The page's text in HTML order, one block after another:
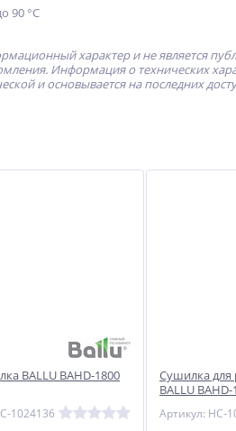
90 °С
характер и не является
Информация о технических
и основывается на последних
BALLU BAHD-1800
1024136
Сушилка для
BALLU BAHD-
Артикул: НС-